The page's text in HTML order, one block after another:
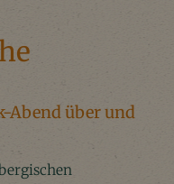
Abend über und